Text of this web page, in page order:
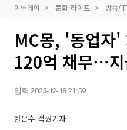
이투데이 문화·라이프 방송/
MC몽, '동업자'
120억 채무⋯지
입력 2025-12-18 21:59
한은수 객원기자